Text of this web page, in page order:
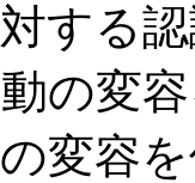
する
の変
変容